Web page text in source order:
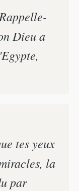
Dieu a
tes yeux
la
par